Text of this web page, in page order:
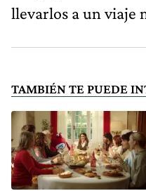
llevarlos a un viaje
TAMBIÉN TE PUEDE